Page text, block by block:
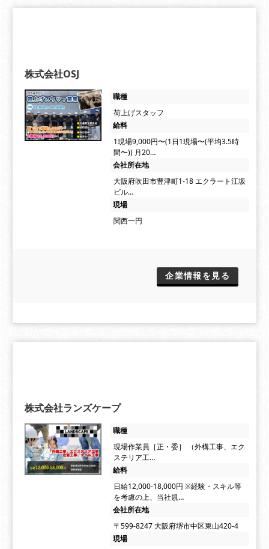
株式会社OSJ
職種
荷上げスタッフ
給料
1現場9,000円〜(1日1現場〜(平均3.5時
間〜)) 月20…
会社所在地
大阪府吹田市豊津町1-18 エクラート江坂
ビル…
現場
関西一円
企業情報を見る
株式会社ランズケープ
職種
現場作業員［正・委］ （外構工事、エク
ステリア工…
給料
日給12,000-18,000円 ※経験・スキル等
を考慮の上、当社規…
会社所在地
〒599-8247 大阪府堺市中区東山420-4
現場